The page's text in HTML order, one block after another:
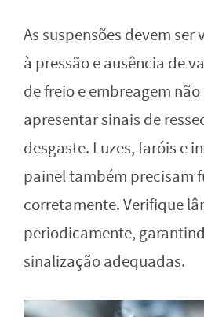
As suspensões devem
à pressão e ausência de
de freio e embreagem
apresentar sinais de
desgaste. Luzes, faróis e
painel também precisam
corretamente. Verifique
periodicamente,
sinalização adequadas.